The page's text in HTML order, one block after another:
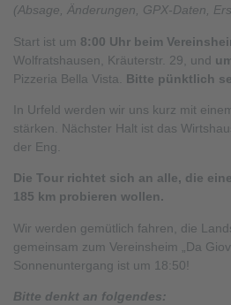
(Absage, Änderungen, GPX-Daten,
Start ist um 8:00 Uhr beim
Wolfratshausen, Kräuterstr. 29, und
Pizzeria Bella Vista. Bitte pünktlich
In Urfeld werden wir uns kurz mit
stärken. Nächster Halt ist das
der Eng.
Die Tour richtet sich an alle, die
185 km probieren wollen.
Wir werden gemütlich fahren, die
gemeinsam zum Vereinsheim „Da
Sonnenuntergang ist um 18:50!
Bitte denkt an folgendes: